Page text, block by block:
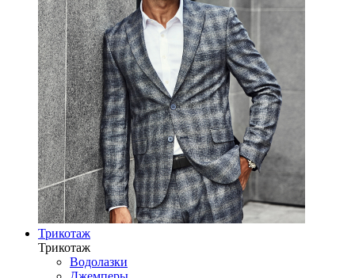
Трикотаж
Трикотаж
Водолазки